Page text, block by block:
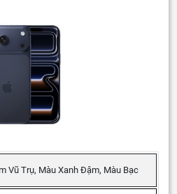
Vũ Trụ, Màu Xanh Đậm, Màu Bạc